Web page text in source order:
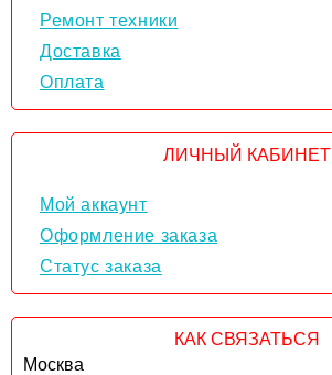
Ремонт техники
Доставка
Оплата
ЛИЧНЫЙ КАБИНЕТ
Мой аккаунт
Оформление заказа
Статус заказа
КАК СВЯЗАТЬСЯ
Москва